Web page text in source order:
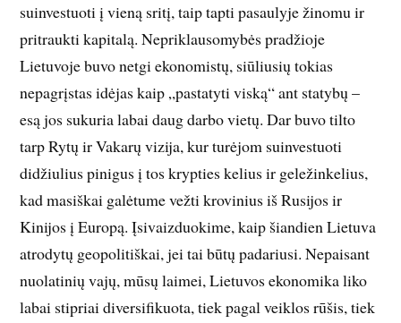
suinvestuoti į vieną sritį, taip tapti pasaulyje žinomu ir
pritraukti kapitalą. Nepriklausomybės pradžioje
Lietuvoje buvo netgi ekonomistų, siūliusių tokias
nepagrįstas idėjas kaip „pastatyti viską“ ant statybų –
esą jos sukuria labai daug darbo vietų. Dar buvo tilto
tarp Rytų ir Vakarų vizija, kur turėjom suinvestuoti
didžiulius pinigus į tos krypties kelius ir geležinkelius,
kad masiškai galėtume vežti krovinius iš Rusijos ir
Kinijos į Europą. Įsivaizduokime, kaip šiandien Lietuva
atrodytų geopolitiškai, jei tai būtų padariusi. Nepaisant
nuolatinių vajų, mūsų laimei, Lietuvos ekonomika liko
labai stipriai diversifikuota, tiek pagal veiklos rūšis, tiek